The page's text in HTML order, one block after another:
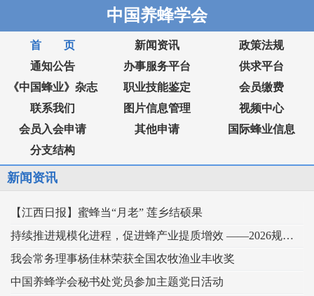
中国养蜂学会
首 页 新闻资讯
政策法规
通知公告
办事服务平台
供求平台
《中国蜂业》杂志
职业技能鉴定
会员缴费
联系我们
图片信息管理
视频中心
会员入会申请
其他申请
国际蜂业信息
分支结构
新闻资讯
【江西日报】蜜蜂当“月老” 莲乡结硕果
持续推进规模化进程，促进蜂产业提质增效 ——2026规模化蜂业交流观摩会在新疆举行
我会常务理事杨佳林荣获全国农牧渔业丰收奖
中国养蜂学会秘书处党员参加主题党日活动